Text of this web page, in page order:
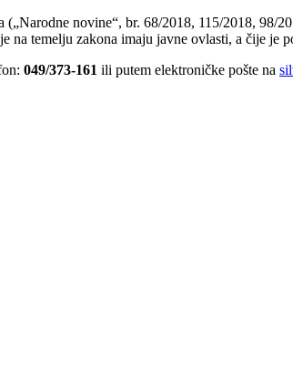
novine“, br. 68/2018, 115/2018, 98/
temelju zakona imaju javne ovlasti, a čije je
049/373-161 ili putem elektroničke pošte na